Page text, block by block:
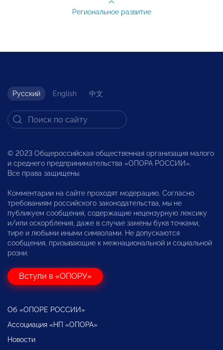
Региональное развитие
Русский English 中文
© 2023 Общероссийская общественная организация малого
и среднего предпринимательства «ОПОРА РОССИИ».
Все права защищены.
Комментарии на сайте проходят модерацию. Согласно
требованиям российского законодательства, мы не
публикуем сообщения, содержащие нецензурную лексику
и/или оскорбления, даже в случае замены букв точками,
тире и любыми иными символами. Не допускаются
сообщения, призывающие к межнациональной и социальной
розни.
Вступи в «ОПОРУ»
Об «ОПОРЕ РОССИИ»
Ассоциация «НП «ОПОРА»
Новости